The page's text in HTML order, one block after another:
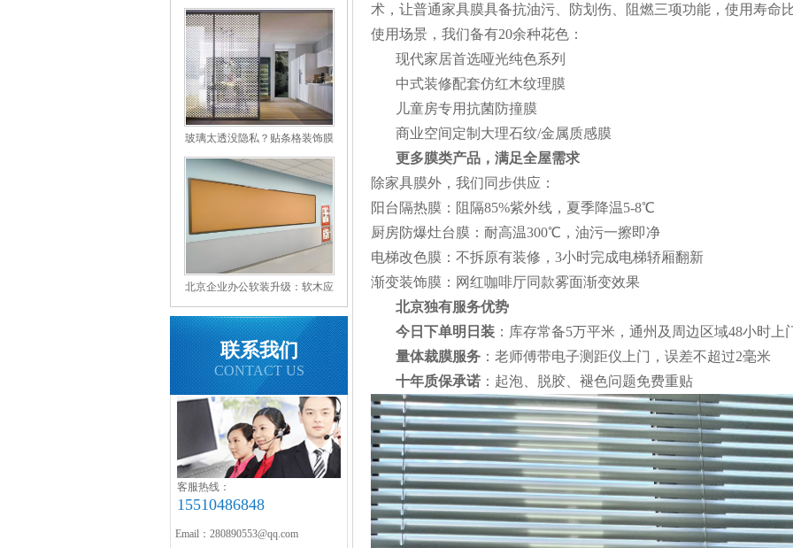
使用场景与优缺点解析
玻璃太透没隐私？贴条格装饰膜
完美解决
北京企业办公软装升级：软木应
用与核心优势
联系我们
CONTACT US
客服热线：
15510486848
Email：280890553@qq.com
术，让普通家具膜具备抗油污、防划伤、阻燃三项功能，使用寿命
使用场景，我们备有20余种花色：
现代家居首选哑光纯色系列
中式装修配套仿红木纹理膜
儿童房专用抗菌防撞膜
商业空间定制大理石纹/金属质感膜
更多膜类产品，满足全屋需求
除家具膜外，我们同步供应：
阳台隔热膜：阻隔85%紫外线，夏季降温5-8℃
厨房防爆灶台膜：耐高温300℃，油污一擦即净
电梯改色膜：不拆原有装修，3小时完成电梯轿厢翻新
渐变装饰膜：网红咖啡厅同款雾面渐变效果
北京独有服务优势
今日下单明日装 ：库存常备5万平米，通州及周边区域48小时上
量体裁膜服务 ：老师傅带电子测距仪上门，误差不超过2毫米
十年质保承诺 ：起泡、脱胶、褪色问题免费重贴